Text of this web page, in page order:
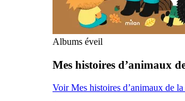
Albums éveil
Mes histoires d’animaux
Voir Mes histoires d’animaux de